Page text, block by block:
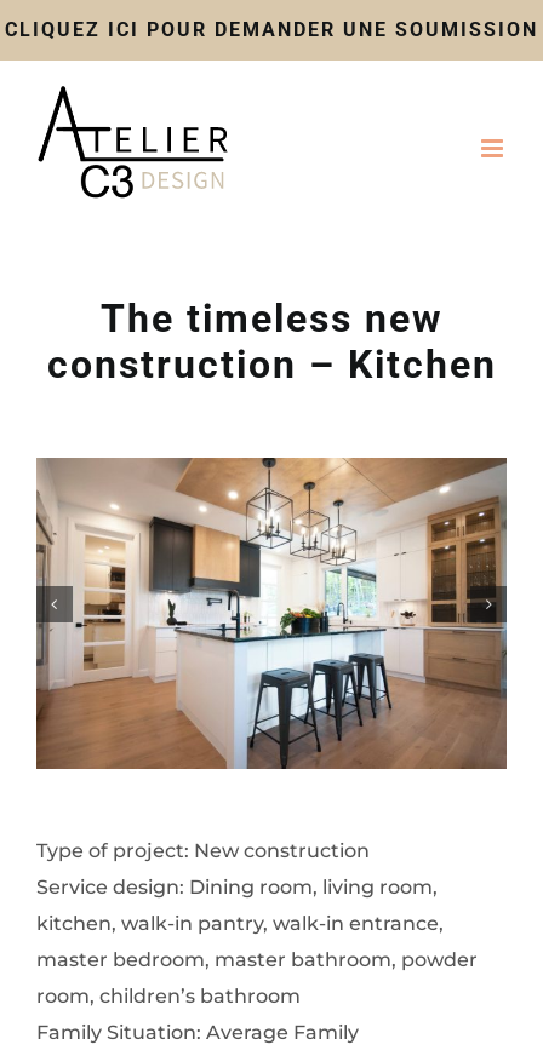
CLIQUEZ ICI POUR DEMANDER UNE SOUMISSION
Skip
to
The timeless new
construction – Kitchen
Type of project: New construction
Service design: Dining room, living room,
kitchen, walk-in pantry, walk-in entrance,
master bedroom, master bathroom, powder
room, children’s bathroom
Family Situation: Average Family